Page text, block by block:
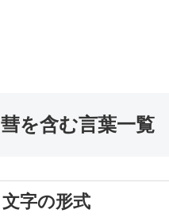
彗を含む言葉一覧
文字の形式